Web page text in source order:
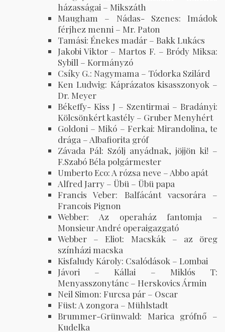
házasságai – Mikszáth
Maugham – Nádas- Szenes: Imádok
férjhez menni – Mr. Paton
Tamási: Énekes madár – Bakk Lukács
Jakobi Viktor – Martos F. – Bródy Miksa:
Sybill – Kormányzó
Csíky G.: Nagymama – Tódorka Szilárd
Ken Ludwig: Káprázatos kisasszonyok –
Dr. Meyer
Békeffy- Kiss J – Szentirmai – Bradányi:
Kölcsönkért kastély – Gruber Menyhért
Goldoni – Mikó – Ferkai: Mirandolina, te
drága – Albafiorita gróf
Závada Pál: Szólj anyádnak, jöjjön ki! –
F.Szabó Béla polgármester
Umberto Eco: A rózsa neve – Abbo apát
Alfred Jarry – Übü – Übü papa
Francis Veber: Balfácánt vacsorára –
Francois Pignon
Webber: Az operaház fantomja –
Monsieur André operaigazgató
Webber – Eliot: Macskák – az öreg
színházi macska
Kisfaludy Károly: Csalódások – Lombai
Jávori – Kállai – Miklós T:
Menyasszonytánc – Herskovics Ármin
Neil Simon: Furcsa pár – Oscar
Füst: A zongora – Mühlstadt
Brummer-Grünwald: Marica grófnő –
Kudelka